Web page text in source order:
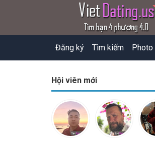
Đăng ký Tìm kiếm Photo
Hội viên mới